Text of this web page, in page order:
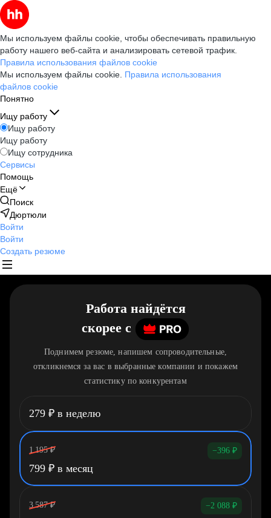
Мы используем файлы cookie, чтобы обеспечивать правильную
работу нашего веб-сайта и анализировать сетевой трафик.
Правила использования файлов cookie
Мы используем файлы cookie. Правила использования
файлов cookie
Понятно
Ищу работу
Ищу работу
Ищу работу
Ищу сотрудника
Сервисы
Помощь
Ещё
Поиск
Дюртюли
Войти
Войти
Создать резюме
Работа найдётся
скорее c
Поднимем резюме, напишем сопроводительные,
откликнемся за вас в выбранные компании и покажем
статистику по конкурентам
279 ₽ в неделю
1 195 ₽ −396 ₽
799 ₽ в месяц
3 587 ₽ −2 088 ₽